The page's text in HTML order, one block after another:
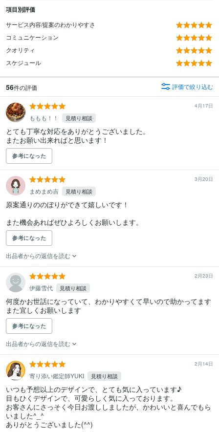
項目別評価
サービス内容/提案のわかりやすさ
コミュニケーション
クオリティ
スケジュール
56件の評価 評価で絞り込む
4月17日
ももも！！ 見積り相談
とても丁寧な対応をありがとうございました。
またお願い出来ればと思います！
参考になった
3月20日
まめまめ吉 見積り相談
原案通りののぼりができて嬉しいです！
また機会あればぜひよろしくお願いします。
参考になった
出品者からの返信を読む
2月23日
伊藤雪代 見積り相談
何度かお世話になっていて、わかりやすくて早いので助かってます
また宜しくお願いします
参考になった
出品者からの返信を読む
2月14日
寄り添い鑑定師YUKI 見積り相談
いつも予想以上のデザインで、とても気に入っています♪
目もひくデザインで、可愛らしく気に入っております。
お客さんにさっそく今日お渡ししましたが、かわいいと喜んでもら
いました^_^
ありがとうございました(^^)